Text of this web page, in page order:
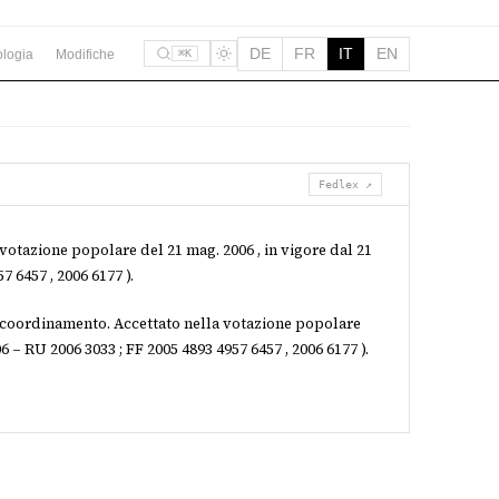
Modifiche ⌘K DE FR IT EN
Fedlex ↗
popolare del 21 mag. 2006 , in vigore dal 21
6457 , 2006 6177 ).
Accettato nella votazione popolare
2006 3033 ; FF 2005 4893 4957 6457 , 2006 6177 ).